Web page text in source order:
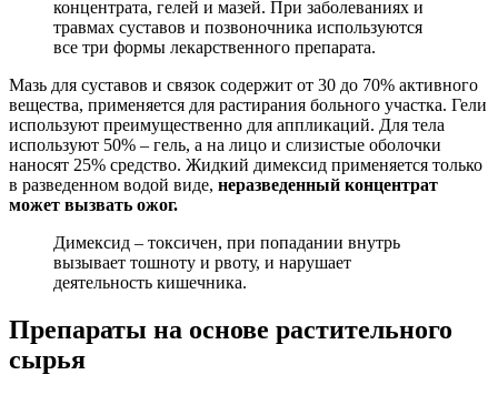
концентрата, гелей и мазей. При заболеваниях и
травмах суставов и позвоночника используются
все три формы лекарственного препарата.
Мазь для суставов и связок содержит от 30 до 70% активного
вещества, применяется для растирания больного участка. Гели
используют преимущественно для аппликаций. Для тела
используют 50% – гель, а на лицо и слизистые оболочки
наносят 25% средство. Жидкий димексид применяется только
в разведенном водой виде, неразведенный концентрат
может вызвать ожог.
Димексид – токсичен, при попадании внутрь
вызывает тошноту и рвоту, и нарушает
деятельность кишечника.
Препараты на основе растительного
сырья